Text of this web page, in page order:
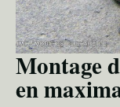
Montage
en